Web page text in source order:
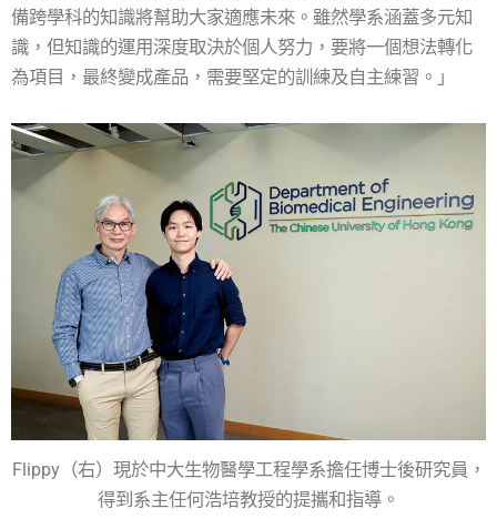
備跨學科的知識將幫助大家適應未來。雖然學系涵蓋多元知
識，但知識的運用深度取決於個人努力，要將一個想法轉化
為項目，最終變成產品，需要堅定的訓練及自主練習。」
Flippy（右）現於中大生物醫學工程學系擔任博士後研究員，
得到系主任何浩培教授的提攜和指導。